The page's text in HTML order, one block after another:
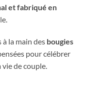
et fabriqué en
à la main des bougies
pour célébrer
vie de couple.